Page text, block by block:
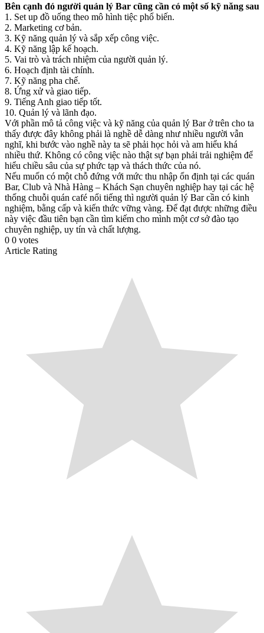
Bên cạnh đó người quản lý Bar cũng cần có một số kỹ năng sau
1. Set up đồ uống theo mô hình tiệc phổ biến.
2. Marketing cơ bản.
3. Kỹ năng quản lý và sắp xếp công việc.
4. Kỹ năng lập kế hoạch.
5. Vai trò và trách nhiệm của người quản lý.
6. Hoạch định tài chính.
7. Kỹ năng pha chế.
8. Ứng xử và giao tiếp.
9. Tiếng Anh giao tiếp tốt.
10. Quản lý và lãnh đạo.
Với phần mô tả công việc và kỹ năng của quản lý Bar ở trên cho ta
thấy được đây không phải là nghề dễ dàng như nhiều người vẫn
nghĩ, khi bước vào nghề này ta sẽ phải học hỏi và am hiểu khá
nhiều thứ. Không có công việc nào thật sự bạn phải trải nghiệm để
hiểu chiều sâu của sự phức tạp và thách thức của nó.
Nếu muốn có một chỗ đứng với mức thu nhập ổn định tại các quán
Bar, Club và Nhà Hàng – Khách Sạn chuyên nghiệp hay tại các hệ
thống chuỗi quán café nổi tiếng thì người quản lý Bar cần có kinh
nghiệm, bằng cấp và kiến thức vững vàng. Để đạt được những điều
này việc đầu tiên bạn cần tìm kiếm cho mình một cơ sở đào tạo
chuyên nghiệp, uy tín và chất lượng.
0 0 votes
Article Rating